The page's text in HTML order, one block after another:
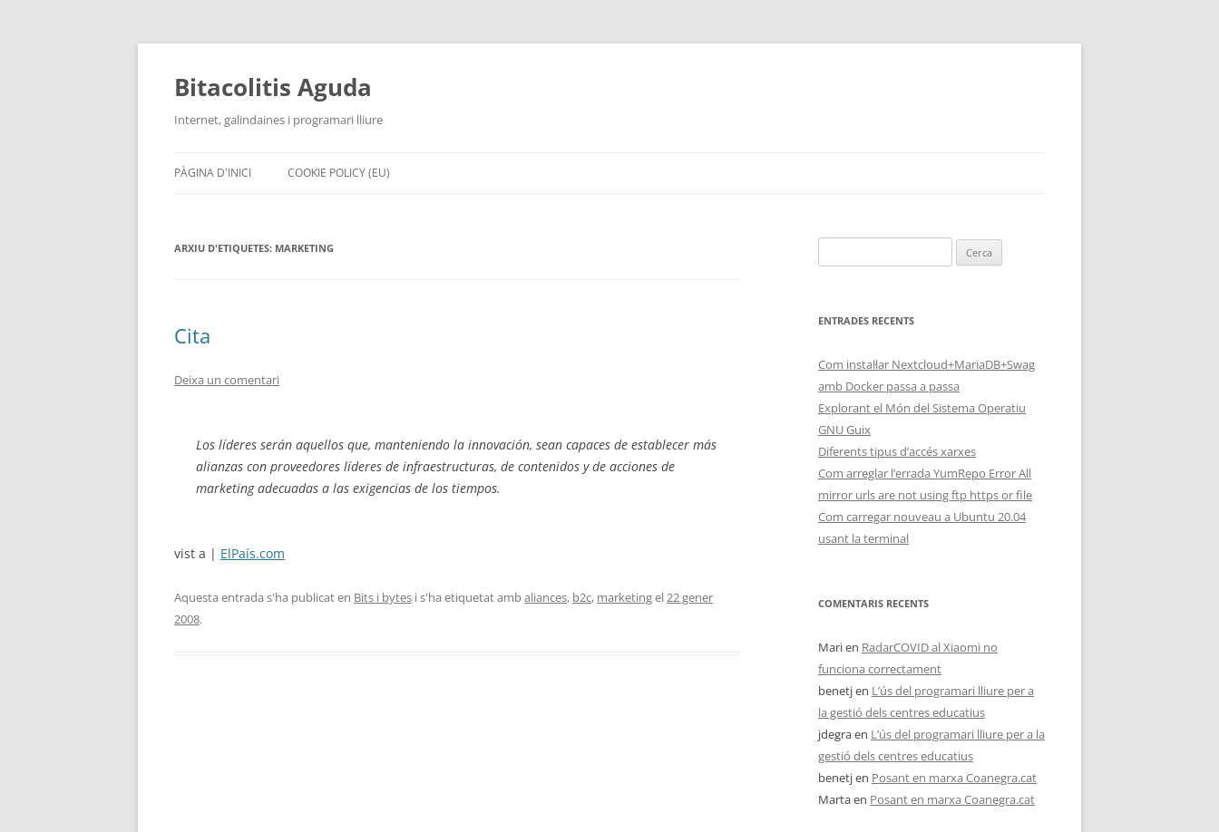
Vés
contingut
Bitacolitis Aguda
Internet, galindaines i programari lliure
PÀGINA D'INICI COOKIE POLICY (EU)
ARXIU D'ETIQUETES: MARKETING
Cita
Deixa un comentari
Los líderes serán aquellos que, manteniendo la innovación, sean capaces de establecer más
alianzas con proveedores líderes de infraestructuras, de contenidos y de acciones de
marketingadecuadas a las exigencias de los tiempos.
vist a | ElPaís.com
Aquesta entrada s'ha publicat en Bits i bytes i s'ha etiquetat ambaliances, b2c, marketingel22 gener
2008.
ENTRADES RECENTS
Com instal·lar Nextcloud+MariaDB+Swag
amb Docker passa a passa
Explorant el Món del Sistema Operatiu
GNU Guix
Diferents tipus d’accés xarxes
Com arreglar l’errada YumRepo Error All
mirror urls are not using ftp https or file
Com carregar nouveau a Ubuntu 20.04
usant la terminal
COMENTARIS RECENTS
Marien RadarCOVID al Xiaomi no
funciona correctament
benetjen L’ús del programari lliure per a
la gestió dels centres educatius
jdegraen L’ús del programari lliure per a la
gestió dels centres educatius
benetjen Posant en marxa Coanegra.cat
Martaen Posant en marxa Coanegra.cat